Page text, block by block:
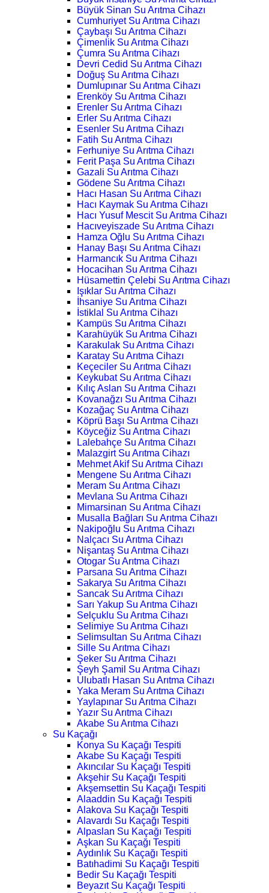
Büyük Sinan Su Arıtma Cihazı
Cumhuriyet Su Arıtma Cihazı
Çaybaşı Su Arıtma Cihazı
Çimenlik Su Arıtma Cihazı
Çumra Su Arıtma Cihazı
Devri Cedid Su Arıtma Cihazı
Doğuş Su Arıtma Cihazı
Dumlupınar Su Arıtma Cihazı
Erenköy Su Arıtma Cihazı
Erenler Su Arıtma Cihazı
Erler Su Arıtma Cihazı
Esenler Su Arıtma Cihazı
Fatih Su Arıtma Cihazı
Ferhuniye Su Arıtma Cihazı
Ferit Paşa Su Arıtma Cihazı
Gazali Su Arıtma Cihazı
Gödene Su Arıtma Cihazı
Hacı Hasan Su Arıtma Cihazı
Hacı Kaymak Su Arıtma Cihazı
Hacı Yusuf Mescit Su Arıtma Cihazı
Hacıveyiszade Su Arıtma Cihazı
Hamza Oğlu Su Arıtma Cihazı
Hanay Başı Su Arıtma Cihazı
Harmancık Su Arıtma Cihazı
Hocacihan Su Arıtma Cihazı
Hüsamettin Çelebi Su Arıtma Cihazı
Işıklar Su Arıtma Cihazı
İhsaniye Su Arıtma Cihazı
İstiklal Su Arıtma Cihazı
Kampüs Su Arıtma Cihazı
Karahüyük Su Arıtma Cihazı
Karakulak Su Arıtma Cihazı
Karatay Su Arıtma Cihazı
Keçeciler Su Arıtma Cihazı
Keykubat Su Arıtma Cihazı
Kılıç Aslan Su Arıtma Cihazı
Kovanağzı Su Arıtma Cihazı
Kozağaç Su Arıtma Cihazı
Köprü Başı Su Arıtma Cihazı
Köyceğiz Su Arıtma Cihazı
Lalebahçe Su Arıtma Cihazı
Malazgirt Su Arıtma Cihazı
Mehmet Akif Su Arıtma Cihazı
Mengene Su Arıtma Cihazı
Meram Su Arıtma Cihazı
Mevlana Su Arıtma Cihazı
Mimarsinan Su Arıtma Cihazı
Musalla Bağları Su Arıtma Cihazı
Nakipoğlu Su Arıtma Cihazı
Nalçacı Su Arıtma Cihazı
Nişantaş Su Arıtma Cihazı
Otogar Su Arıtma Cihazı
Parsana Su Arıtma Cihazı
Sakarya Su Arıtma Cihazı
Sancak Su Arıtma Cihazı
Sarı Yakup Su Arıtma Cihazı
Selçuklu Su Arıtma Cihazı
Selimiye Su Arıtma Cihazı
Selimsultan Su Arıtma Cihazı
Sille Su Arıtma Cihazı
Şeker Su Arıtma Cihazı
Şeyh Şamil Su Arıtma Cihazı
Ulubatlı Hasan Su Arıtma Cihazı
Yaka Meram Su Arıtma Cihazı
Yaylapınar Su Arıtma Cihazı
Yazır Su Arıtma Cihazı
Akabe Su Arıtma Cihazı
Su Kaçağı
Konya Su Kaçağı Tespiti
Akabe Su Kaçağı Tespiti
Akıncılar Su Kaçağı Tespiti
Akşehir Su Kaçağı Tespiti
Akşemsettin Su Kaçağı Tespiti
Alaaddin Su Kaçağı Tespiti
Alakova Su Kaçağı Tespiti
Alavardı Su Kaçağı Tespiti
Alpaslan Su Kaçağı Tespiti
Aşkan Su Kaçağı Tespiti
Aydınlık Su Kaçağı Tespiti
Batıhadimi Su Kaçağı Tespiti
Bedir Su Kaçağı Tespiti
Beyazıt Su Kaçağı Tespiti